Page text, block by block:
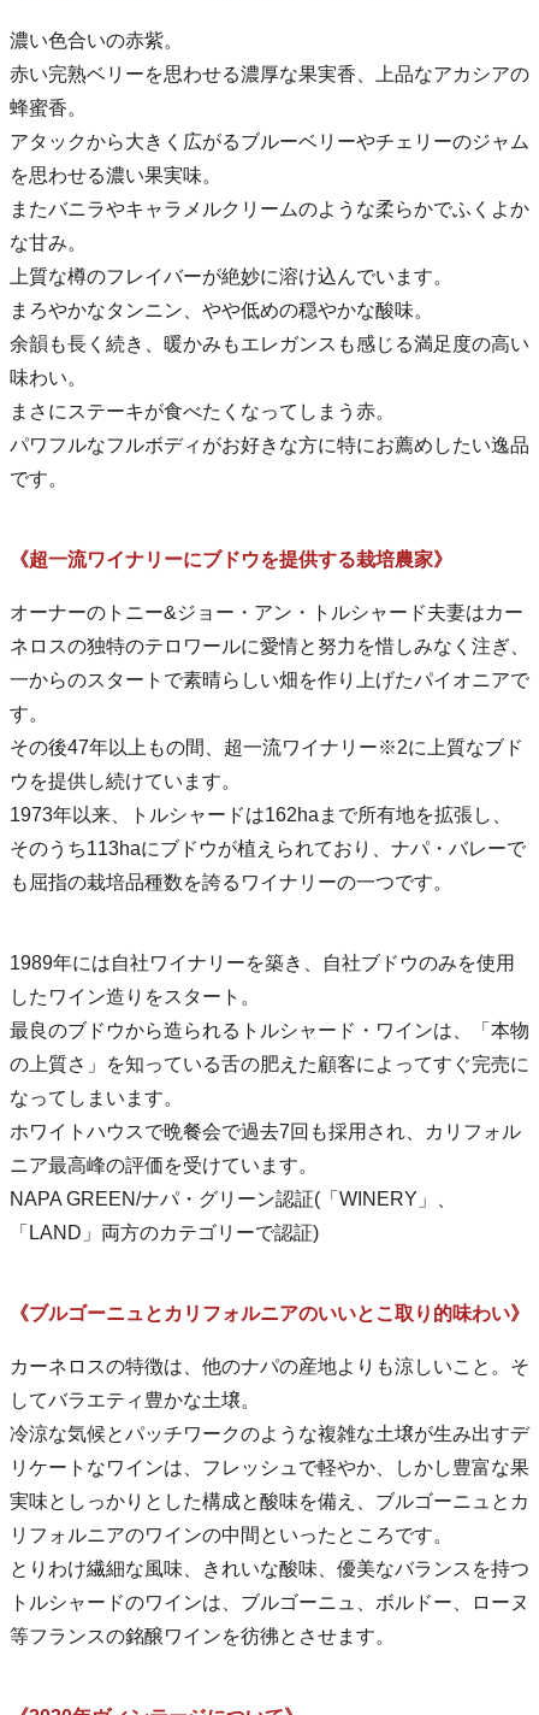
濃い色合いの赤紫。
赤い完熟ベリーを思わせる濃厚な果実香、上品なアカシアの
蜂蜜香。
アタックから大きく広がるブルーベリーやチェリーのジャム
を思わせる濃い果実味。
またバニラやキャラメルクリームのような柔らかでふくよか
な甘み。
上質な樽のフレイバーが絶妙に溶け込んでいます。
まろやかなタンニン、やや低めの穏やかな酸味。
余韻も長く続き、暖かみもエレガンスも感じる満足度の高い
味わい。
まさにステーキが食べたくなってしまう赤。
パワフルなフルボディがお好きな方に特にお薦めしたい逸品
です。
《超一流ワイナリーにブドウを提供する栽培農家》
オーナーのトニー&ジョー・アン・トルシャード夫妻はカー
ネロスの独特のテロワールに愛情と努力を惜しみなく注ぎ、
一からのスタートで素晴らしい畑を作り上げたパイオニアで
す。
その後47年以上もの間、超一流ワイナリー※2に上質なブド
ウを提供し続けています。
1973年以来、トルシャードは162haまで所有地を拡張し、
そのうち113haにブドウが植えられており、ナパ・バレーで
も屈指の栽培品種数を誇るワイナリーの一つです。
1989年には自社ワイナリーを築き、自社ブドウのみを使用
したワイン造りをスタート。
最良のブドウから造られるトルシャード・ワインは、「本物
の上質さ」を知っている舌の肥えた顧客によってすぐ完売に
なってしまいます。
ホワイトハウスで晩餐会で過去7回も採用され、カリフォル
ニア最高峰の評価を受けています。
NAPA GREEN/ナパ・グリーン認証(「WINERY」、
「LAND」両方のカテゴリーで認証)
《ブルゴーニュとカリフォルニアのいいとこ取り的味わい》
カーネロスの特徴は、他のナパの産地よりも涼しいこと。そ
してバラエティ豊かな土壌。
冷涼な気候とパッチワークのような複雑な土壌が生み出すデ
リケートなワインは、フレッシュで軽やか、しかし豊富な果
実味としっかりとした構成と酸味を備え、ブルゴーニュとカ
リフォルニアのワインの中間といったところです。
とりわけ繊細な風味、きれいな酸味、優美なバランスを持つ
トルシャードのワインは、ブルゴーニュ、ボルドー、ローヌ
等フランスの銘醸ワインを彷彿とさせます。